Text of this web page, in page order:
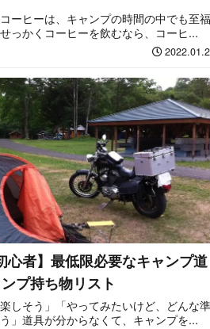
ーヒーは、キャンプの時間の中でも至福
っかくコーヒーを飲むなら、コーヒ...
心者】最低限必要なキャンプ道
プ持ち物リスト
楽しそう」「やってみたいけど、どんな準
」道具が分からなくて、キャンプを...